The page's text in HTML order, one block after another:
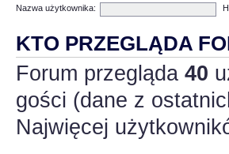
Nazwa użytkownika:
KTO PRZEGLĄDA
Forum przegląda 40
gości (dane z
Najwięcej